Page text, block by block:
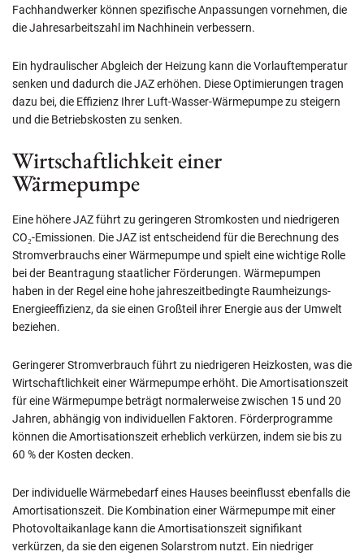
Fachhandwerker können spezifische Anpassungen vornehmen, die
die Jahresarbeitszahl im Nachhinein verbessern.
Ein hydraulischer Abgleich der Heizung kann die Vorlauftemperatur
senken und dadurch die JAZ erhöhen. Diese Optimierungen tragen
dazu bei, die Effizienz Ihrer Luft-Wasser-Wärmepumpe zu steigern
und die Betriebskosten zu senken.
Wirtschaftlichkeit einer
Wärmepumpe
Eine höhere JAZ führt zu geringeren Stromkosten und niedrigeren
CO₂-Emissionen. Die JAZ ist entscheidend für die Berechnung des
Stromverbrauchs einer Wärmepumpe und spielt eine wichtige Rolle
bei der Beantragung staatlicher Förderungen. Wärmepumpen
haben in der Regel eine hohe jahreszeitbedingte Raumheizungs-
Energieeffizienz, da sie einen Großteil ihrer Energie aus der Umwelt
beziehen.
Geringerer Stromverbrauch führt zu niedrigeren Heizkosten, was die
Wirtschaftlichkeit einer Wärmepumpe erhöht. Die Amortisationszeit
für eine Wärmepumpe beträgt normalerweise zwischen 15 und 20
Jahren, abhängig von individuellen Faktoren. Förderprogramme
können die Amortisationszeit erheblich verkürzen, indem sie bis zu
60 % der Kosten decken.
Der individuelle Wärmebedarf eines Hauses beeinflusst ebenfalls die
Amortisationszeit. Die Kombination einer Wärmepumpe mit einer
Photovoltaikanlage kann die Amortisationszeit signifikant
verkürzen, da sie den eigenen Solarstrom nutzt. Ein niedriger